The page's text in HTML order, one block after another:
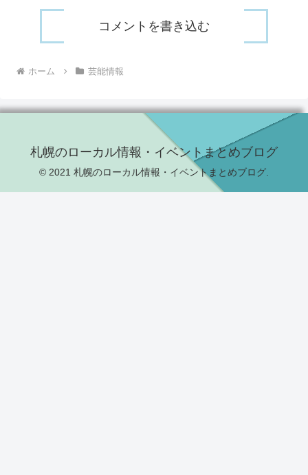
コメントを書き込む
ホーム 芸能情報
札幌のローカル情報・イベントまとめブログ
© 2021 札幌のローカル情報・イベントまとめブログ.